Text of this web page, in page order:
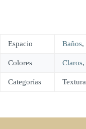
Espacio Baños,
Colores Claros,
Categorías